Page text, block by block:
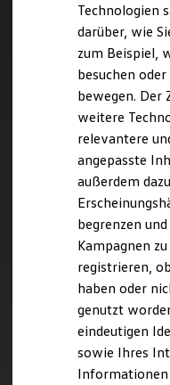
Kosten und Kauf
E-Auto-
Software und
Die ID.
ID.
Digitale
Marke und Erlebnis
Volkswagen R
R-Modelle
R
Driving
Volkswagen
Lifestyle Shop
T-Roc
Golf
Technologien
darüber, wie
zum Beispiel,
besuchen
bewegen. Der
weitere
relevantere
angepasste
außerdem
begrenzen
Kampagnen
registrieren,
haben oder
genutzt
eindeutigen
sowie Ihres